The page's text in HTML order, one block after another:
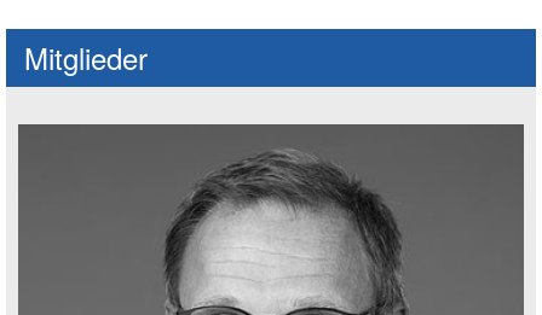
Mitglieder